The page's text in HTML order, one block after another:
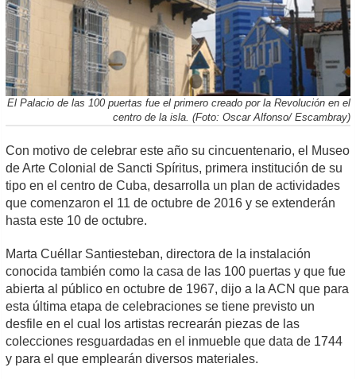
El Palacio de las 100 puertas fue el primero creado por la Revolución en el
centro de la isla. (Foto: Oscar Alfonso/ Escambray)
Con motivo de celebrar este año su cincuentenario, el Museo
de Arte Colonial de Sancti Spíritus, primera institución de su
tipo en el centro de Cuba, desarrolla un plan de actividades
que comenzaron el 11 de octubre de 2016 y se extenderán
hasta este 10 de octubre.
Marta Cuéllar Santiesteban, directora de la instalación
conocida también como la casa de las 100 puertas y que fue
abierta al público en octubre de 1967, dijo a la ACN que para
esta última etapa de celebraciones se tiene previsto un
desfile en el cual los artistas recrearán piezas de las
colecciones resguardadas en el inmueble que data de 1744
y para el que emplearán diversos materiales.